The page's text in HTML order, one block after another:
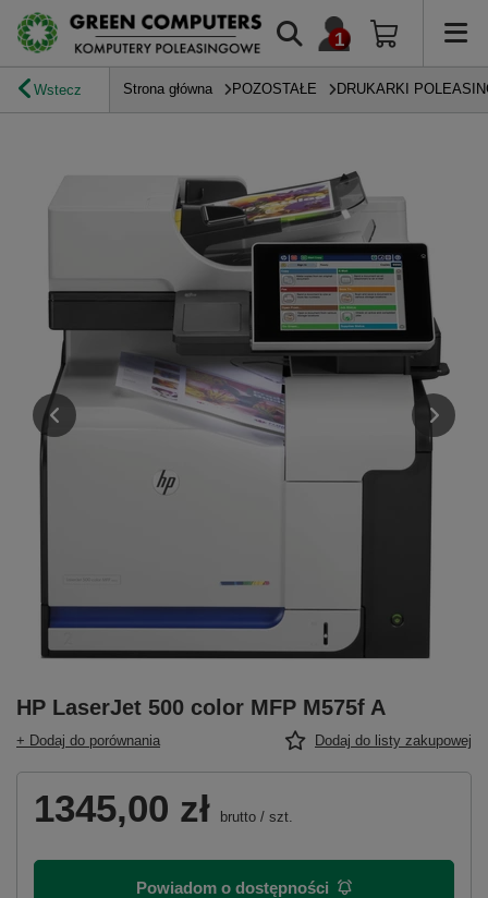
Wstecz Strona główna POZOSTAŁE DRUKARKI
HP LaserJet 500 color MFP M575f A
+ Dodaj do porównania Dodaj do listy zakupowej
1345,00 zł brutto / szt.
Powiadom o dostępności